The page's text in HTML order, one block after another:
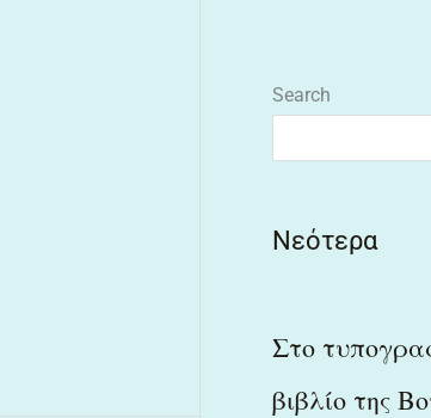
Search
Νεότερα
Στο
βιβλίο της